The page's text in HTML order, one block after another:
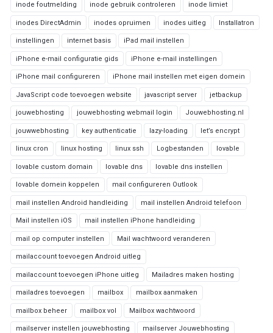
inode foutmelding inode gebruik controleren inode limiet
inodes DirectAdmin inodes opruimen inodes uitleg Installatron
instellingen internet basis iPad mail instellen
iPhone e-mail configuratie gids iPhone e-mail instellingen
iPhone mail configureren iPhone mail instellen met eigen domein
JavaScript code toevoegen website javascript server jetbackup
jouwebhosting jouwebhosting webmail login Jouwebhosting.nl
jouwwebhosting key authenticatie lazy-loading let’s encrypt
linux cron linux hosting linux ssh Logbestanden lovable
lovable custom domain lovable dns lovable dns instellen
lovable domein koppelen mail configureren Outlook
mail instellen Android handleiding mail instellen Android telefoon
Mail instellen iOS mail instellen iPhone handleiding
mail op computer instellen Mail wachtwoord veranderen
mailaccount toevoegen Android uitleg
mailaccount toevoegen iPhone uitleg Mailadres maken hosting
mailadres toevoegen mailbox mailbox aanmaken
mailbox beheer mailbox vol Mailbox wachtwoord
mailserver instellen jouwebhosting mailserver Jouwebhosting